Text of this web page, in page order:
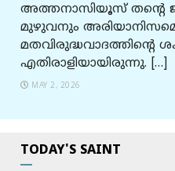
അത്തനാസിയൂസ് തന്റെ
മുഴുവനും
മതവിരുദ്ധവാദത്തിന്റെ
എതിരാളിയായിരുന്നു. […]
MAY 2, 2026
TODAY'S SAINT